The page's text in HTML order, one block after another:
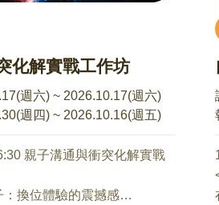
會(B.A.M.T)檢定合格音樂治
醫學中心｜音樂輔助療法諮
福利基金會附設
中心｜音樂治療師
友關懷協會 威利工作坊中和
高年級生理與情緒的斷層。
： 聽懂「煩死了」背後的求
記情緒，讓衝突在第一秒降
面對同儕排擠與數位社交焦
「社交覺察」與界線感。
練」： 捨棄無效的碎念，用
化解實戰工作坊
週六) ~ 2026.10.17(週六)
週四) ~ 2026.10.16(週五)
親子溝通與衝突化解實戰
換位體驗的震撼感